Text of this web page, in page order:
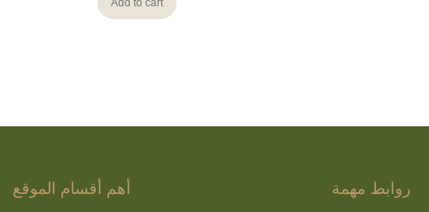
Add to cart
أهم أقسام الموقع روابط مهمة